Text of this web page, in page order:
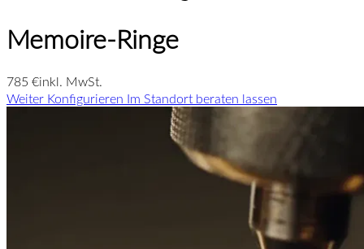
Memoire-Ringe
785 €inkl. MwSt.
Weiter Konfigurieren Im Standort beraten lassen